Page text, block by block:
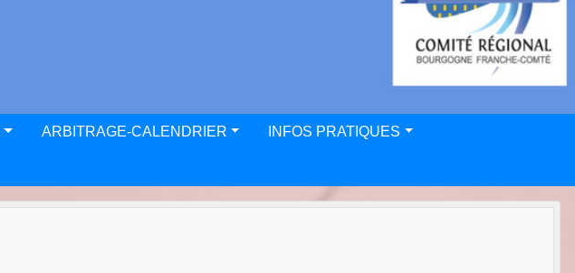
ARBITRAGE-CALENDRIER INFOS PRATIQUES